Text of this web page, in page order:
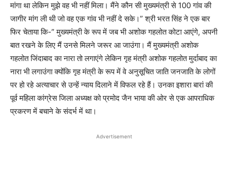
मांगा था लेकिन मुझे वह भी नहीं मिला। मैंने कौन सी मुख्यमंत्री से 100 गांव की
जागीर मांग ली थी जो वह एक गांव भी नहीं दे सके।” श्री भरत सिंह ने एक बार
फिर चेताया कि-” मुख्यमंत्री के रूप में जब भी अशोक गहलोत कोटा आएंगे, अपनी
बात रखने के लिए मैं उनसे मिलने जरूर आ जाउंगा। मैं मुख्यमंत्री अशोक
गहलोत जिंदाबाद का नारा तो लगाएंगे लेकिन गृह मंत्री अशोक गहलोत मुर्दाबाद का
नारा भी लगाउंगा क्योंकि गृह मंत्री के रूप में वे अनुसूचित जाति जनजाति के लोगों
पर हो रहे अत्याचार से उन्हें न्याय दिलाने में विफल रहे हैं। उनका इशारा बारां की
पूर्व महिला कांग्रेस जिला अध्यक्ष को प्रमोद जैन भाया की ओर से एक आपराधिक
प्रकरण में बचाने के संदर्भ में था।
Advertisement